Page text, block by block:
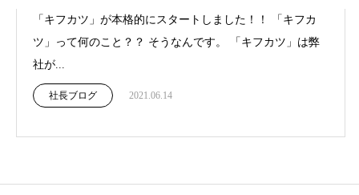
「キフカツ」が本格的にスタートしました！！ 「キフカ
ツ」って何のこと？？ そうなんです。 「キフカツ」は弊
社が...
社長ブログ 2021.06.14